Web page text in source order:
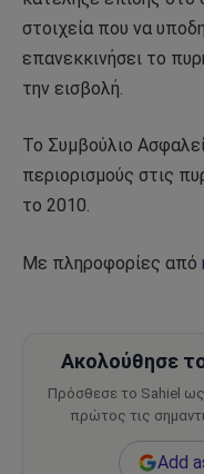
στοιχεία που να
επανεκκινήσει το
την εισβολή.
Το Συμβούλιο
περιορισμούς στις
το 2010.
Με πληροφορίες από
Ακολούθησε
Πρόσθεσε το Sahiel ως
πρώτος τις
Add